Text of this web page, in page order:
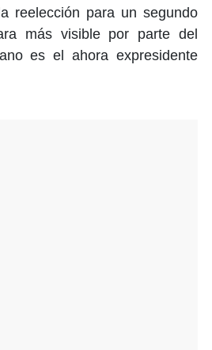
reelección para un segundo
más visible por parte del
es el ahora expresidente